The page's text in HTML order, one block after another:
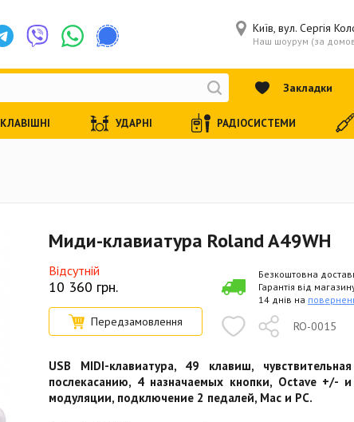
Миди-клавиатура Roland A49WH
Відсутній
10 360 грн.
Передзамовлення RO-0015
Безкоштовна
Гарантія від
14 днів на
USB MIDI-клавиатура, 49 клавиш,
послекасанию, 4 назначаемых кнопки, Octave +/-
модуляции, подключение 2 педалей, Mac и PC.
Київ, вул. Сергія
Наш шоурум (за
Закладки
КЛАВІШНІ УДАРНІ РАДІОСИСТЕМИ